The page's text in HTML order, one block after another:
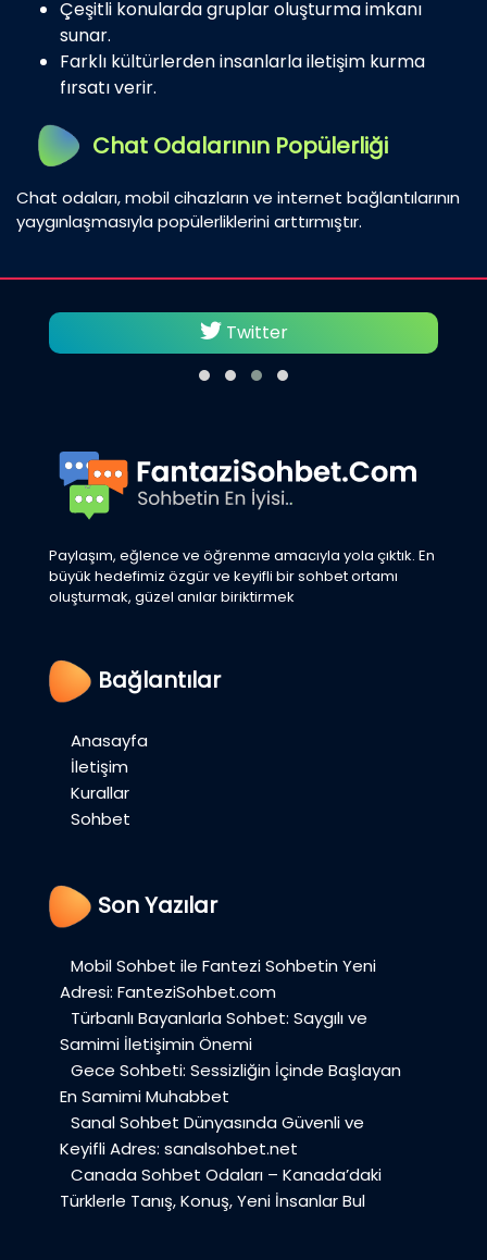
Çeşitli konularda gruplar oluşturma imkanı
sunar.
Farklı kültürlerden insanlarla iletişim kurma
fırsatı verir.
Chat Odalarının Popülerliği
Chat odaları, mobil cihazların ve internet bağlantılarının
yaygınlaşmasıyla popülerliklerini arttırmıştır.
Twitter
Paylaşım, eğlence ve öğrenme amacıyla yola çıktık. En
büyük hedefimiz özgür ve keyifli bir sohbet ortamı
oluşturmak, güzel anılar biriktirmek
Bağlantılar
Anasayfa
İletişim
Kurallar
Sohbet
Son Yazılar
Mobil Sohbet ile Fantezi Sohbetin Yeni
Adresi: FanteziSohbet.com
Türbanlı Bayanlarla Sohbet: Saygılı ve
Samimi İletişimin Önemi
Gece Sohbeti: Sessizliğin İçinde Başlayan
En Samimi Muhabbet
Sanal Sohbet Dünyasında Güvenli ve
Keyifli Adres: sanalsohbet.net
Canada Sohbet Odaları – Kanada’daki
Türklerle Tanış, Konuş, Yeni İnsanlar Bul